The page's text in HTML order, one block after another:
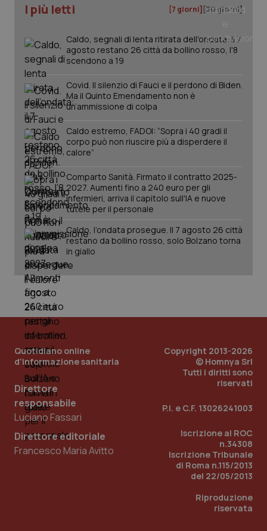
I più letti [7 giorni] [30 giorni]
Caldo, segnali di lenta ritirata dell'ondata: il 7
agosto restano 26 città da bollino rosso, l'8
scendono a 19
Covid. Il silenzio di Fauci e il perdono di Biden.
Ma il Quinto Emendamento non è
un’ammissione di colpa
Caldo estremo, FADOI: “Sopra i 40 gradi il
corpo può non riuscire più a disperdere il
calore”
Comparto Sanità. Firmato il contratto 2025-
2027. Aumenti fino a 240 euro per gli
infermieri, arriva il capitolo sull'IA e nuove
tutele per il personale
Caldo, l’ondata prosegue. Il 7 agosto 26 città
restano da bollino rosso, solo Bolzano torna
in giallo
Quotidiano online
d'informazione sanitaria
Direttore
responsabile
Luciano Fassari
Direttore editoriale
Francesco Maria Avitto
Copyright 2013-2026
© Homnya Srl
Tutti i diritti sono
riservati
P.I. e C.F. 13026241003
Iscrizione al ROC
n.34308
Iscrizione Tribunale
di Roma n.115/2013
del 22/05/2013
Riproduzione
riservata
PHPSESSID
PHP.net
www.quotidianosanita.it
_ga_KM60CM4NPH
mese